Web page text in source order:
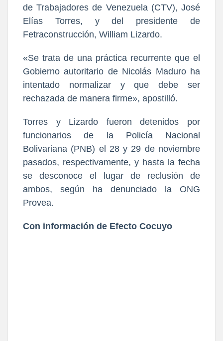
de Trabajadores de Venezuela (CTV), José
Elías Torres, y del presidente de
Fetraconstrucción, William Lizardo.
«Se trata de una práctica recurrente que el
Gobierno autoritario de Nicolás Maduro ha
intentado normalizar y que debe ser
rechazada de manera firme», apostilló.
Torres y Lizardo fueron detenidos por
funcionarios de la Policía Nacional
Bolivariana (PNB) el 28 y 29 de noviembre
pasados, respectivamente, y hasta la fecha
se desconoce el lugar de reclusión de
ambos, según ha denunciado la ONG
Provea.
Con información de Efecto Cocuyo